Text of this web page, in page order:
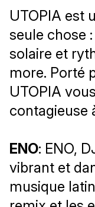
UTOPIA est
seule chose
solaire et
more. Porté
UTOPIA
contagieuse
ENO: ENO,
vibrant et
musique